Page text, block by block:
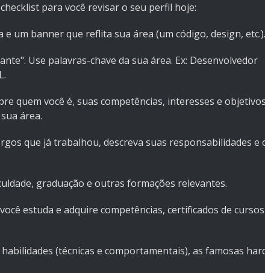
para você revisar o seu perfil hoje:
um banner que reflita sua área (um código, design, etc.).
Use palavras-chave da sua área. Ex: Desenvolvedor
quem você é, suas competências, interesses e objetivos
área.
que já trabalhou, descreva suas responsabilidades e
graduação e outras formações relevantes.
estuda e adquire competências, certificados de
(técnicas e comportamentais), as famosas